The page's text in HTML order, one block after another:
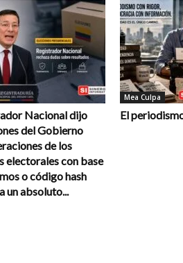
Nacional dijo
del Gobierno
de los
electorales con base
o código hash
un absoluto...
Mea Culpa
El